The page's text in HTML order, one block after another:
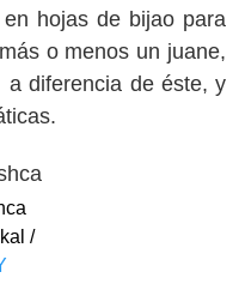
hojas de bijao para
o menos un juane,
diferencia de éste, y
/